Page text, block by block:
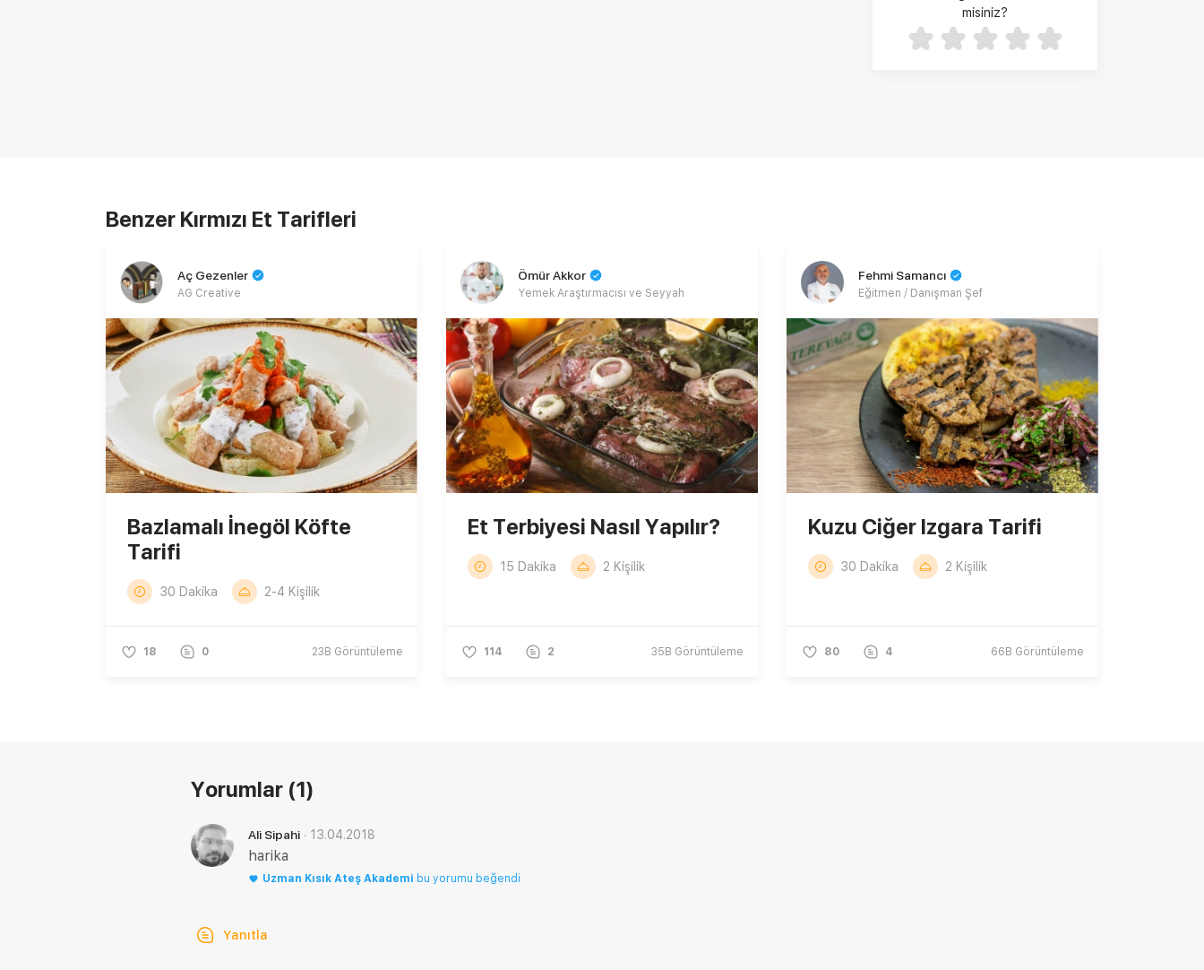
misiniz?
Benzer Kırmızı Et Tarifleri
Aç Gezenler
AG Creative
Bazlamalı İnegöl Köfte
Tarifi
30 Dakika 2-4 Kişilik
18 0 23B Görüntüleme
Ömür Akkor
Yemek Araştırmacısı ve Seyyah
Et Terbiyesi Nasıl Yapılır?
15 Dakika 2 Kişilik
114 2 35B Görüntüleme
Fehmi Samancı
Eğitmen / Danışman Şef
Kuzu Ciğer Izgara Tarifi
30 Dakika 2 Kişilik
80 4 66B Görüntüleme
Yorumlar (1)
Ali Sipahi · 13.04.2018
harika
Uzman Kısık Ateş Akademi bu yorumu beğendi
Yanıtla